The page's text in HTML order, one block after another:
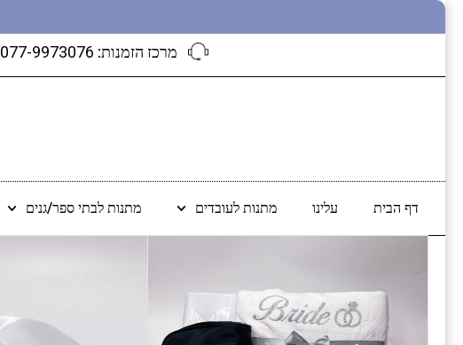
מרכז הזמנות: 077-9973076
דף הבית עלינו מתנות לעובדים מתנות לבתי ספר/גנים